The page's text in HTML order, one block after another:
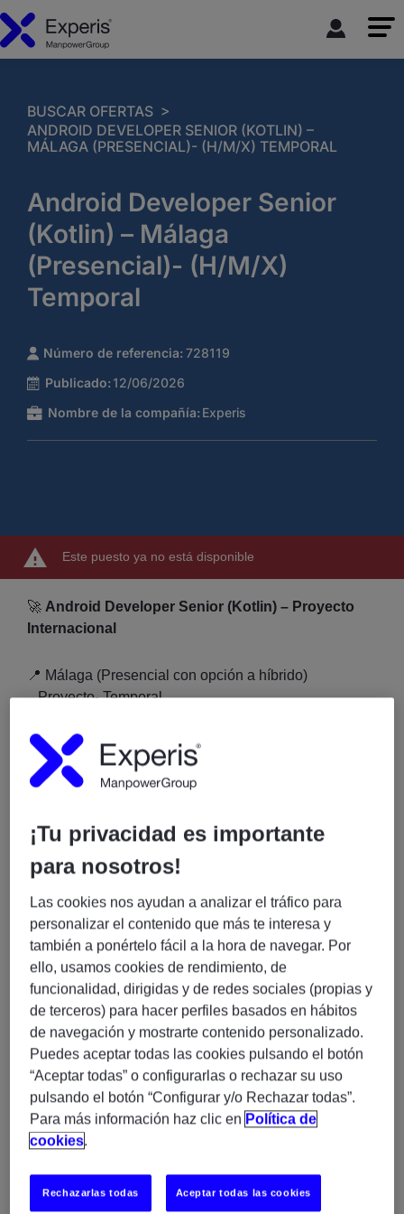
BUSCAR OFERTAS >
ANDROID DEVELOPER SENIOR (KOTLIN) –
MÁLAGA (PRESENCIAL)- (H/M/X) TEMPORAL
Android Developer Senior
(Kotlin) – Málaga
(Presencial)- (H/M/X)
Temporal
Número de referencia: 728119
Publicado: 12/06/2026
Nombre de la compañía: Experis
Este puesto ya no está disponible
🚀 Android Developer Senior (Kotlin) – Proyecto
Internacional
📍 Málaga (Presencial con opción a híbrido)
Proyecto- Temporal
💰45.000 € brutos/año + beneficios
Buscamos un/aAndroid Developer Seniorcon
experiencia sólida en
Kotlin y Android SDK
incorporarse a un proyecto internacional de desarrollo
de producto.
Trabajarás en un entorno global, desarrollando
soluciones mobile de alto impacto junto a equipos
técnicos internacionales.
🛠️
Responsabilidades
Desarrollo de aplicaciones Android con Kotlin y
Android SDK
Diseño y evolución de arquitectura del producto
Desarrollo de funcionalidades escalables y
Integración con APIs y servicios backend
¡Tu privacidad es importante
para nosotros!
Las cookies nos ayudan a analizar el tráfico para
personalizar el contenido que más te interesa y
también a ponértelo fácil a la hora de navegar. Por
ello, usamos cookies de rendimiento, de
funcionalidad, dirigidas y de redes sociales (propias y
de terceros) para hacer perfiles basados en hábitos
de navegación y mostrarte contenido personalizado.
Puedes aceptar todas las cookies pulsando el botón
“Aceptar todas” o configurarlas o rechazar su uso
pulsando el botón “Configurar y/o Rechazar todas”.
Para más información haz clic en Política de
cookies.
Rechazarlas todas Aceptar todas las cookies